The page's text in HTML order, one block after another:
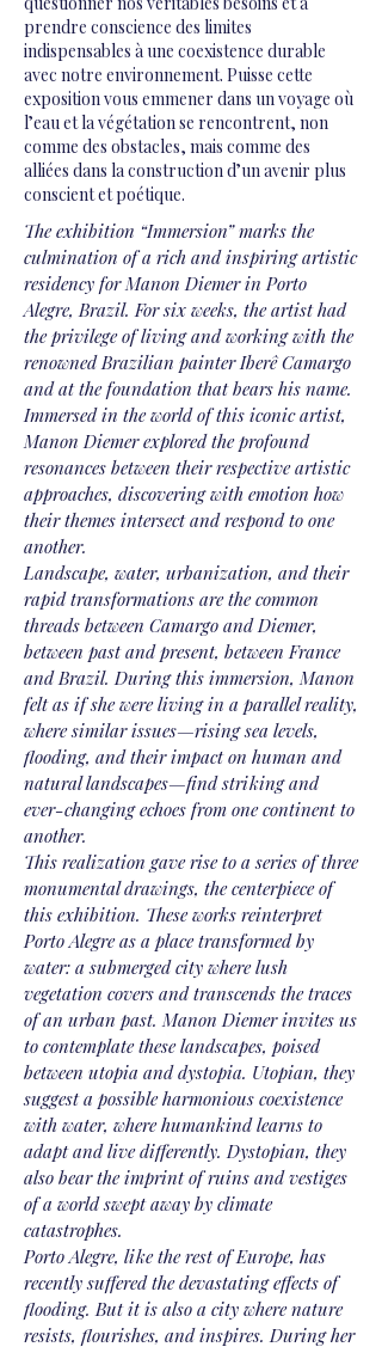
prendre conscience des limites
indispensables à une coexistence durable
avec notre environnement. Puisse cette
exposition vous emmener dans un voyage où
l’eau et la végétation se rencontrent, non
comme des obstacles, mais comme des
alliées dans la construction d’un avenir plus
conscient et poétique.
The exhibition “Immersion” marks the
culmination of a rich and inspiring artistic
residency for Manon Diemer in Porto
Alegre, Brazil. For six weeks, the artist had
the privilege of living and working with the
renowned Brazilian painter Iberê Camargo
and at the foundation that bears his name.
Immersed in the world of this iconic artist,
Manon Diemer explored the profound
resonances between their respective artistic
approaches, discovering with emotion how
their themes intersect and respond to one
another.
Landscape, water, urbanization, and their
rapid transformations are the common
threads between Camargo and Diemer,
between past and present, between France
and Brazil. During this immersion, Manon
felt as if she were living in a parallel reality,
where similar issues—rising sea levels,
flooding, and their impact on human and
natural landscapes—find striking and
ever-changing echoes from one continent to
another.
This realization gave rise to a series of three
monumental drawings, the centerpiece of
this exhibition. These works reinterpret
Porto Alegre as a place transformed by
water: a submerged city where lush
vegetation covers and transcends the traces
of an urban past. Manon Diemer invites us
to contemplate these landscapes, poised
between utopia and dystopia. Utopian, they
suggest a possible harmonious coexistence
with water, where humankind learns to
adapt and live differently. Dystopian, they
also bear the imprint of ruins and vestiges
of a world swept away by climate
catastrophes.
Porto Alegre, like the rest of Europe, has
recently suffered the devastating effects of
flooding. But it is also a city where nature
resists, flourishes, and inspires. During her